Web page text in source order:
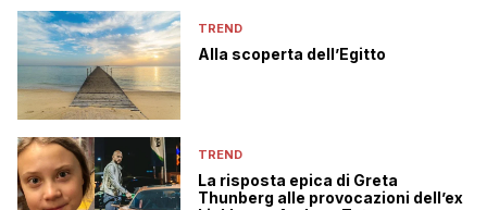
TREND
Alla scoperta dell’Egitto
TREND
La risposta epica di Greta
Thunberg alle provocazioni dell’ex